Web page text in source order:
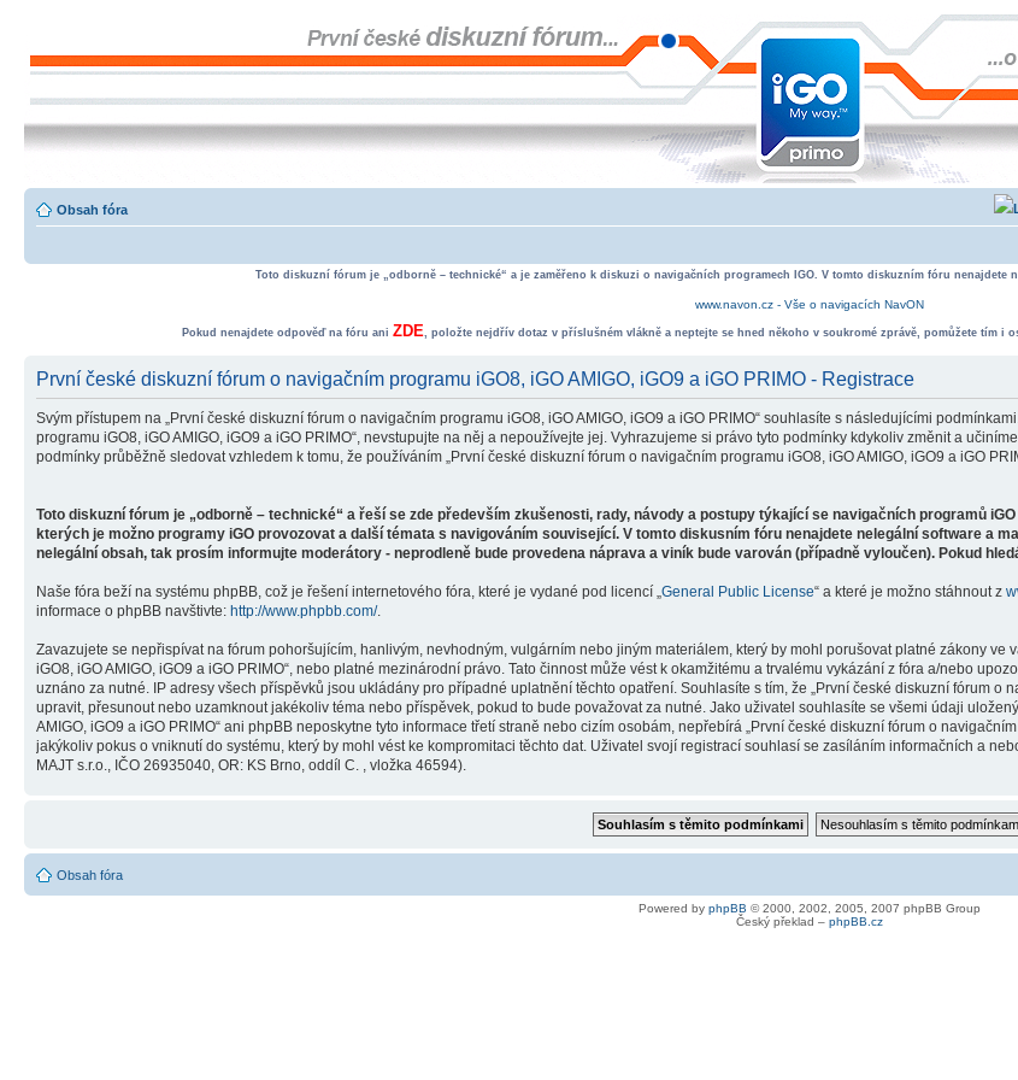
Obsah fóra
Toto diskuzní fórum je „odborně – technické“ a je zaměřeno k diskuzi o navigačních programech IGO. V tomto diskuzním fóru nenajdete
www.navon.cz - Vše o navigacích NavON
Pokud nenajdete odpověď na fóru ani ZDE, položte nejdřív dotaz v příslušném vlákně a neptejte se hned někoho v soukromé zprávě, pomůžete tím i
První české diskuzní fórum o navigačním programu iGO8, iGO AMIGO, iGO9 a iGO PRIMO - Registrace
Svým přístupem na „První české diskuzní fórum o navigačním programu iGO8, iGO AMIGO, iGO9 a iGO PRIMO“ souhlasíte s následujícími
programu iGO8, iGO AMIGO, iGO9 a iGO PRIMO“, nevstupujte na něj a nepoužívejte jej. Vyhrazujeme si právo tyto podmínky kdykoliv změnit a
podmínky průběžně sledovat vzhledem k tomu, že používáním „První české diskuzní fórum o navigačním programu iGO8, iGO AMIGO, iGO9 a iGO
Toto diskuzní fórum je „odborně – technické“ a řeší se zde především zkušenosti, rady, návody a postupy týkající se navigačních programů
kterých je možno programy iGO provozovat a další témata s navigováním související. V tomto diskusním fóru nenajdete nelegální software a
nelegální obsah, tak prosím informujte moderátory - neprodleně bude provedena náprava a viník bude varován (případně vyloučen). Pokud
Naše fóra beží na systému phpBB, což je řešení internetového fóra, které je vydané pod licencí „General Public License“ a které je možno stáhnout z
informace o phpBB navštivte: http://www.phpbb.com/.
Zavazujete se nepřispívat na fórum pohoršujícím, hanlivým, nevhodným, vulgárním nebo jiným materiálem, který by mohl porušovat platné zákony
iGO8, iGO AMIGO, iGO9 a iGO PRIMO“, nebo platné mezinárodní právo. Tato činnost může vést k okamžitému a trvalému vykázání z fóra a/nebo
uznáno za nutné. IP adresy všech příspěvků jsou ukládány pro případné uplatnění těchto opatření. Souhlasíte s tím, že „První české diskuzní fórum o
upravit, přesunout nebo uzamknout jakékoliv téma nebo příspěvek, pokud to bude považovat za nutné. Jako uživatel souhlasíte se všemi údaji
AMIGO, iGO9 a iGO PRIMO“ ani phpBB neposkytne tyto informace třetí straně nebo cizím osobám, nepřebírá „První české diskuzní fórum o
jakýkoliv pokus o vniknutí do systému, který by mohl vést ke kompromitaci těchto dat. Uživatel svojí registrací souhlasí se zasíláním informačních a
MAJT s.r.o., IČO 26935040, OR: KS Brno, oddíl C. , vložka 46594).
Obsah fóra
Powered by phpBB © 2000, 2002, 2005, 2007 phpBB Group
Český překlad – phpBB.cz